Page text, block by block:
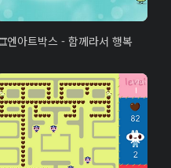
엔아트박스 - 함께라서 행복